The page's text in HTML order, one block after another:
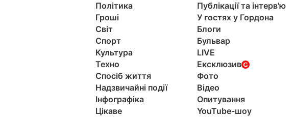
Політика
Гроші
Світ
Спорт
Культура
Техно
Спосіб життя
Надзвичайні події
Інфографіка
Цікаве
Публікації та інтерв'ю
У гостях у Гордона
Блоги
Бульвар
LIVE
Ексклюзив
Фото
Відео
Опитування
YouTube-шоу